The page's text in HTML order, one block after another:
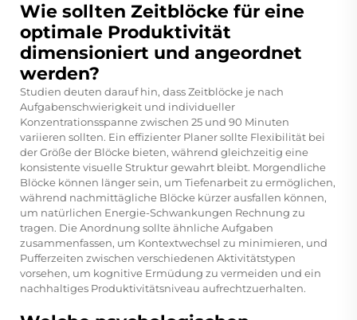
Wie sollten Zeitblöcke für eine
optimale Produktivität
dimensioniert und angeordnet
werden?
Studien deuten darauf hin, dass Zeitblöcke je nach
Aufgabenschwierigkeit und individueller
Konzentrationsspanne zwischen 25 und 90 Minuten
variieren sollten. Ein effizienter Planer sollte Flexibilität bei
der Größe der Blöcke bieten, während gleichzeitig eine
konsistente visuelle Struktur gewahrt bleibt. Morgendliche
Blöcke können länger sein, um Tiefenarbeit zu ermöglichen,
während nachmittägliche Blöcke kürzer ausfallen können,
um natürlichen Energie-Schwankungen Rechnung zu
tragen. Die Anordnung sollte ähnliche Aufgaben
zusammenfassen, um Kontextwechsel zu minimieren, und
Pufferzeiten zwischen verschiedenen Aktivitätstypen
vorsehen, um kognitive Ermüdung zu vermeiden und ein
nachhaltiges Produktivitätsniveau aufrechtzuerhalten.